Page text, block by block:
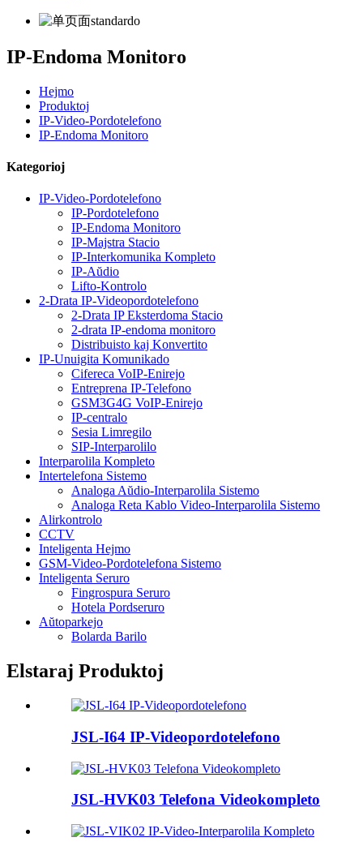
IP-Endoma Monitoro
Hejmo
Produktoj
IP-Video-Pordotelefono
IP-Endoma Monitoro
Kategorioj
IP-Video-Pordotelefono
IP-Pordotelefono
IP-Endoma Monitoro
IP-Majstra Stacio
IP-Interkomunika Kompleto
IP-Aŭdio
Lifto-Kontrolo
2-Drata IP-Videopordotelefono
2-Drata IP Eksterdoma Stacio
2-drata IP-endoma monitoro
Distribuisto kaj Konvertito
IP-Unuigita Komunikado
Cifereca VoIP-Enirejo
Entreprena IP-Telefono
GSM3G4G VoIP-Enirejo
IP-centralo
Sesia Limregilo
SIP-Interparolilo
Interparolila Kompleto
Intertelefona Sistemo
Analoga Aŭdio-Interparolila Sistemo
Analoga Reta Kablo Video-Interparolila Sistemo
Alirkontrolo
CCTV
Inteligenta Hejmo
GSM-Video-Pordotelefona Sistemo
Inteligenta Seruro
Fingrospura Seruro
Hotela Pordseruro
Aŭtoparkejo
Bolarda Barilo
Elstaraj Produktoj
JSL-I64 IP-Videopordotelefono
JSL-HVK03 Telefona Videokompleto